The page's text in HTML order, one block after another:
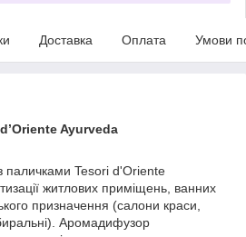
Доставка Оплата Умови
Ayurveda
паличками Tesori d'Oriente
житлових приміщень, ванних
призначення (салони краси,
Аромадифузор